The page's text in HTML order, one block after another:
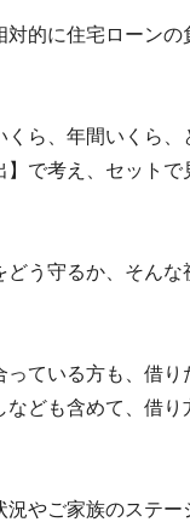
的に住宅ローンの
ら、年間いくら、
で考え、セットで
う守るか、そんな
ている方も、借
ども含めて、借り
やご家族のステー